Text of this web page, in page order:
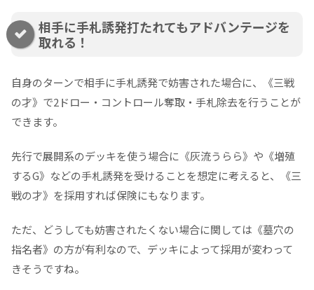
相手に手札誘発打たれてもアドバンテージを
取れる！
自身のターンで相手に手札誘発で妨害された場合に、《三戦
の才》で2ドロー・コントロール奪取・手札除去を行うことが
できます。
先行で展開系のデッキを使う場合に《灰流うらら》や《増殖
するG》などの手札誘発を受けることを想定に考えると、《三
戦の才》を採用すれば保険にもなります。
ただ、どうしても妨害されたくない場合に関しては《墓穴の
指名者》の方が有利なので、デッキによって採用が変わって
きそうですね。